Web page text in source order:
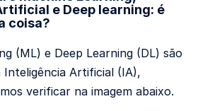
e Deep learning: é
coisa?
(ML) e Deep Learning (DL) são
Inteligência Artificial (IA),
verificar na imagem abaixo.